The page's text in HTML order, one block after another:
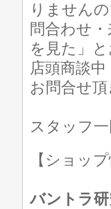
りません
問合わせ
を見た」と
店頭商談
お問合せ
スタッフ
【ショッ
バントラ